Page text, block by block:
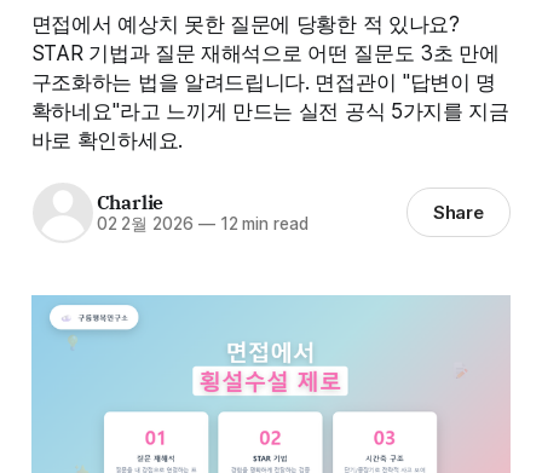
면접에서 예상치 못한 질문에 당황한 적 있나요?
STAR 기법과 질문 재해석으로 어떤 질문도 3초 만에
구조화하는 법을 알려드립니다. 면접관이 "답변이 명
확하네요"라고 느끼게 만드는 실전 공식 5가지를 지금
바로 확인하세요.
Charlie
02 2월 2026 —12 min read Share